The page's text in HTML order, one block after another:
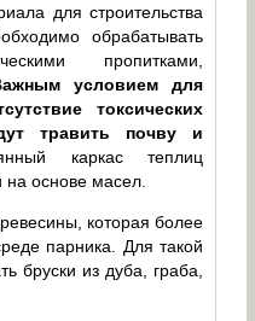
для строительства
обрабатывать
пропитками,
условием для
токсических
травить почву и
каркас теплиц
основе масел.
которая более
парника. Для такой
бруски из дуба, граба,